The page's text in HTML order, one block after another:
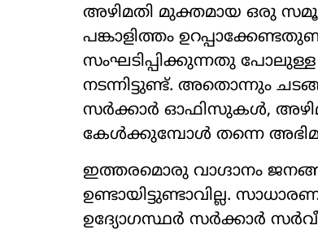
അഴിമതി മുക്തമായ ഒരു
പങ്കാളിത്തം
സംഘടിപ്പിക്കുന്നതു
നടന്നിട്ടുണ്ട്. അതൊന്നും
സർക്കാർ ഓഫിസുകൾ,
കേൾക്കുമ്പോൾ തന്നെ
ഇത്തരമൊരു വാഗ്ദാനം
ഉണ്ടായിട്ടുണ്ടാവില്ല.
ഉദ്യോഗസ്ഥർ സർക്കാർ